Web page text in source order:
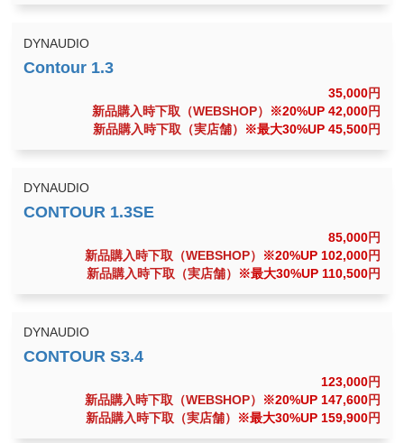
DYNAUDIO
35,000円
新品購入時下取（WEBSHOP）
※20%UP 42,000円
新品購入時下取（実店舗）
※最大30%UP 45,500円
DYNAUDIO
85,000円
新品購入時下取（WEBSHOP）
※20%UP 102,000円
新品購入時下取（実店舗）
※最大30%UP 110,500円
DYNAUDIO
123,000円
新品購入時下取（WEBSHOP）
※20%UP 147,600円
新品購入時下取（実店舗）
※最大30%UP 159,900円